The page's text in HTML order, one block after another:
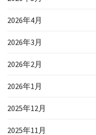
2026年4月
2026年3月
2026年2月
2026年1月
2025年12月
2025年11月